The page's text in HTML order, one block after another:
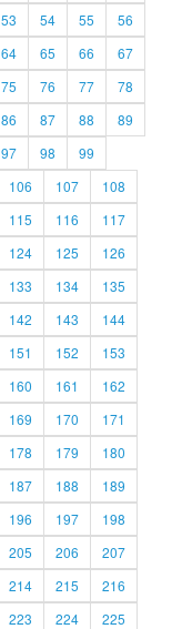
53 54 55
56
64 65 66
67
75 76 77
78
86 87 88
89
97 98
99
106 107
108
115 116
117
124 125
126
133 134
135
142 143
144
151 152
153
160 161
162
169 170
171
178 179
180
187 188
189
196 197
198
205 206
207
214 215
216
223 224
225